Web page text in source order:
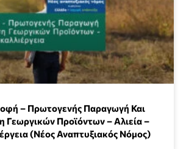
– Πρωτογενής Παραγωγή Και
Γεωργικών Προϊόντων – Αλιεία –
(Νέος Αναπτυξιακός Νόμος)